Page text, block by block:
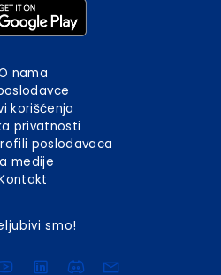
nama
korišćenja
privatnosti
poslodavaca
medije
smo!